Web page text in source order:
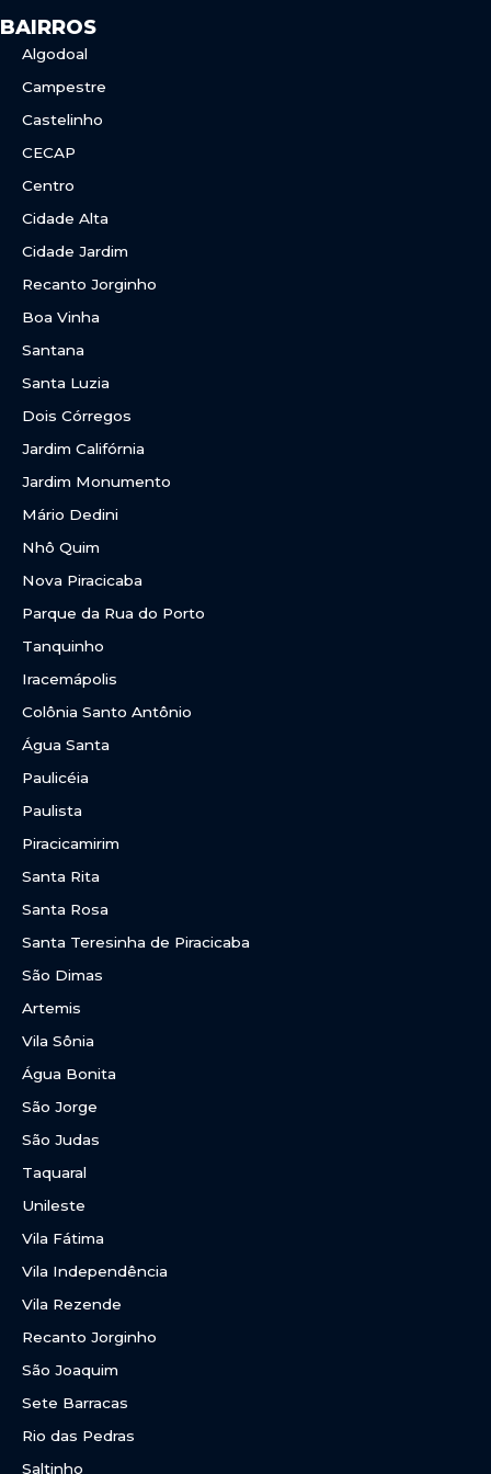
BAIRROS
Algodoal
Campestre
Castelinho
CECAP
Centro
Cidade Alta
Cidade Jardim
Recanto Jorginho
Boa Vinha
Santana
Santa Luzia
Dois Córregos
Jardim Califórnia
Jardim Monumento
Mário Dedini
Nhô Quim
Nova Piracicaba
Parque da Rua do Porto
Tanquinho
Iracemápolis
Colônia Santo Antônio
Água Santa
Paulicéia
Paulista
Piracicamirim
Santa Rita
Santa Rosa
Santa Teresinha de Piracicaba
São Dimas
Artemis
Vila Sônia
Água Bonita
São Jorge
São Judas
Taquaral
Unileste
Vila Fátima
Vila Independência
Vila Rezende
Recanto Jorginho
São Joaquim
Sete Barracas
Rio das Pedras
Saltinho